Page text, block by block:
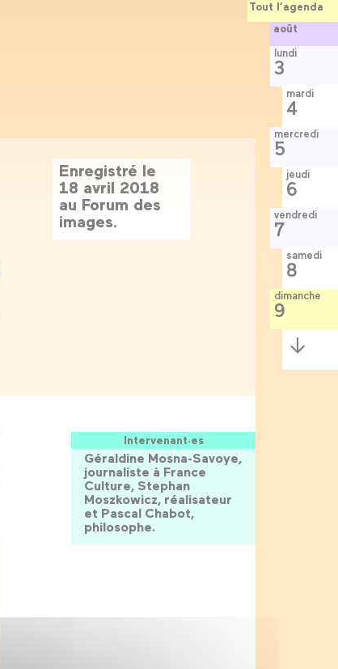
Enregistré le
18 avril 2018
au Forum des
images.
Intervenant·es
Géraldine Mosna-Savoye,
journaliste à France
Culture, Stephan
Moszkowicz, réalisateur
et Pascal Chabot,
philosophe.
Tout l’agenda
août
lundi
3
mardi
4
mercredi
5
jeudi
6
vendredi
7
samedi
8
dimanche
9
Semaine
suivante